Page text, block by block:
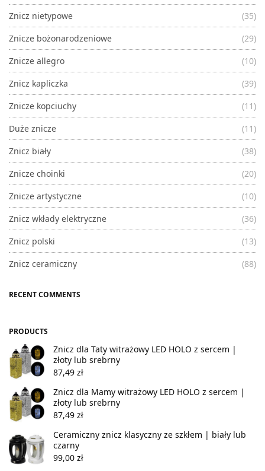
Znicz nietypowe
(35)
Znicze bożonarodzeniowe
(29)
Znicze allegro
(10)
Znicz kapliczka
(39)
Znicze kopciuchy
(11)
Duże znicze
(11)
Znicz biały
(38)
Znicze choinki
(20)
Znicze artystyczne
(10)
Znicz wkłady elektryczne
(36)
Znicz polski
(13)
Znicz ceramiczny
(88)
RECENT COMMENTS
PRODUCTS
Znicz dla Taty witrażowy LED HOLO z sercem |
złoty lub srebrny
87,49 zł
Znicz dla Mamy witrażowy LED HOLO z sercem |
złoty lub srebrny
87,49 zł
Ceramiczny znicz klasyczny ze szkłem | biały lub
czarny
99,00 zł